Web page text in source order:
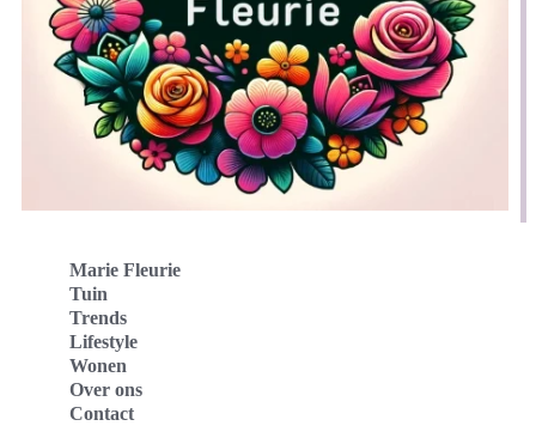
Marie Fleurie
Tuin
Trends
Lifestyle
Wonen
Over ons
Contact